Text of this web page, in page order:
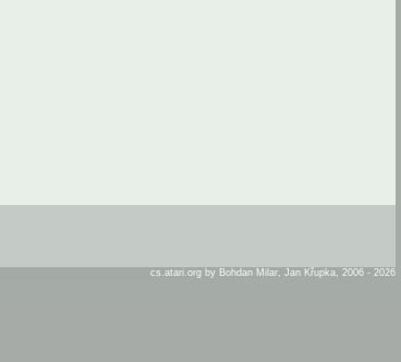
cs.atari.org by Bohdan Milar, Jan Křupka, 2006 - 2026